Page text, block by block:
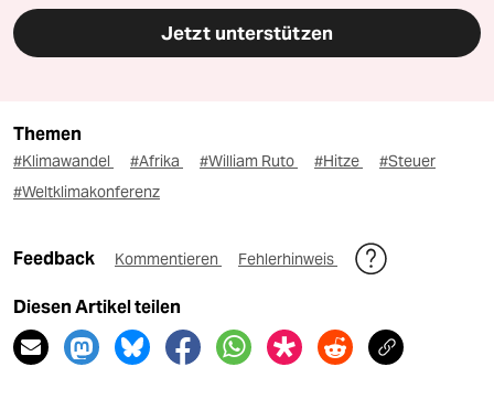
Jetzt unterstützen
Themen
#Klimawandel #Afrika #William Ruto #Hitze
#Steuer
#Weltklimakonferenz
Feedback Kommentieren Fehlerhinweis
Diesen Artikel teilen